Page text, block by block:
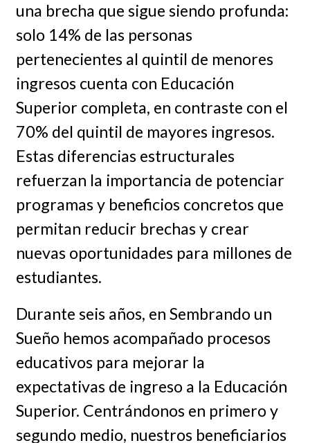
una brecha que sigue siendo profunda:
solo 14% de las personas
pertenecientes al quintil de menores
ingresos cuenta con Educación
Superior completa, en contraste con el
70% del quintil de mayores ingresos.
Estas diferencias estructurales
refuerzan la importancia de potenciar
programas y beneficios concretos que
permitan reducir brechas y crear
nuevas oportunidades para millones de
estudiantes.
Durante seis años, en Sembrando un
Sueño hemos acompañado procesos
educativos para mejorar la
expectativas de ingreso a la Educación
Superior. Centrándonos en primero y
segundo medio, nuestros beneficiarios